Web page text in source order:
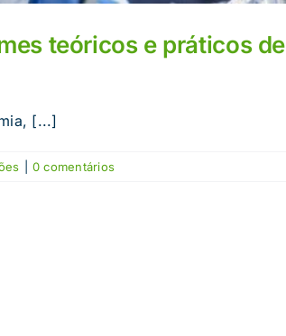
teóricos e práticos de
[...]
0 comentários